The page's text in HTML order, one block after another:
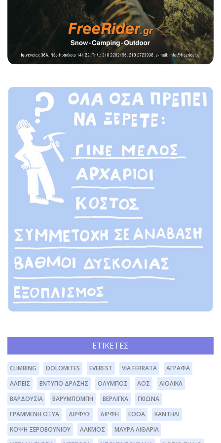
ΕΤΙΚΈΤΕΣ
CLIMBING DOLOMITES EVEREST VIA FERRATA
ΆΓΡΑΦΑ
ΆΛΠΕΙΣ
ΈΝΤΥΠΟ ΔΡΆΣΗΣ ΌΛΥΜΠΟΣ ΑΟΣ
ΑΙΟΛΙΚΆ
ΒΑΡΔΟΎΣΙΑ
ΒΑΡΥΜΠΌΜΠΗ ΒΕΡΛΊΓΚΑ
ΓΚΙΏΝΑ
ΓΡΑΜΜΈΝΗ ΟΞΥΆ
ΔΊΡΦΥΣ ΔΙΡΦΗ ΕΟΟΑ
ΚΑΝΤΉΛΙ
ΚΌΨΗ ΞΕΡΟΒΟΥΝΊΟΥ
ΛΆΚΜΟΣ
ΜΑΥΡΑ ΛΙΘΆΡΙΑ